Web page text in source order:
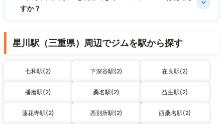
すか？
星川駅（三重県）周辺でジムを駅から探す
七和駅(2) 下深谷駅(2) 在良駅(2)
播磨駅(2) 桑名駅(2) 益生駅(2)
蓮花寺駅(2) 西別所駅(2) 西桑名駅(2)